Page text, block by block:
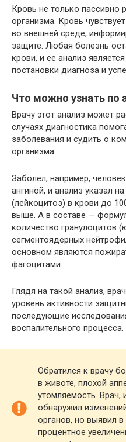
Кровь не только пассивно
организма. Кровь
во внешней среде,
защите. Любая болезнь
крови, и ее анализ
постановки диагноза и
Что можно узнать по
Врачу этот анализ может
случаях диагностика
заболевания и судить о
организма.
Заболел, например,
ангиной, и анализ указал
(лейкоцитоз) в крови до
выше. А в составе —
количество гранулоцитов
сегментоядерных
основном являются
фагоцитами.
Глядя на такой анализ,
уровень активности
последующие
воспалительного процесса.
Обратился к врачу
в животе, плохой
утомляемость. Врач,
обнаружил
органов, но выявил
процентное